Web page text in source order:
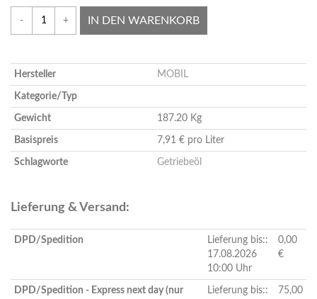
- + IN DEN WARENKORB
Hersteller MOBIL
Kategorie/Typ
Gewicht 187.20 Kg
Basispreis 7,91 € pro Liter
Schlagworte Getriebeöl
Lieferung & Versand:
DPD/Spedition
Lieferung bis::
17.08.2026
10:00 Uhr
0,00
€
DPD/Spedition - Express next day (nur
Lieferung bis::
75,00